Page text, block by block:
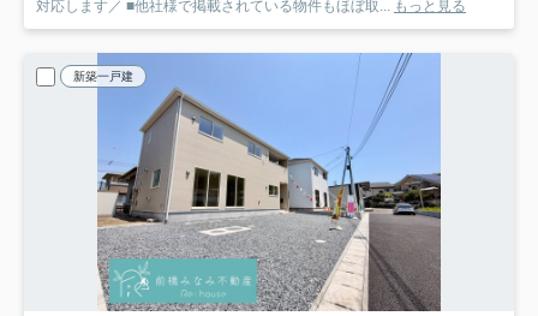
対応します／ ■他社様で掲載されている物件もほぼ取... もっと見る
新築一戸建